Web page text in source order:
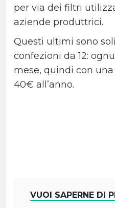
per via dei filtri
aziende produttrici.
Questi ultimi sono
confezioni da 12:
mese, quindi con
40€ all’anno.
VUOI SAPERNE DI